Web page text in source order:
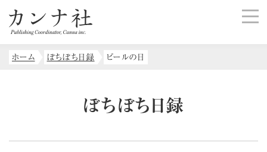
ホーム ぼちぼち日録 ビールの日
ぼちぼち日録